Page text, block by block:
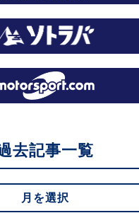
去記事一覧
月を選択